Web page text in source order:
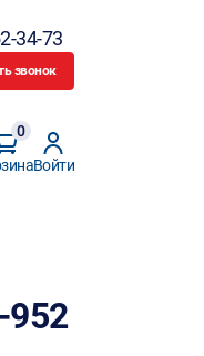
34-73
звонок
0
Войти
952